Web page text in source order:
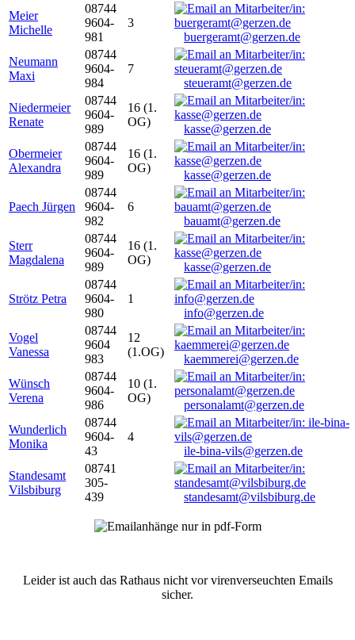
Meier
Michelle
08744
9604-
981
3
buergeramt@gerzen.de
Neumann
Maxi
08744
9604-
984
7
steueramt@gerzen.de
Niedermeier
Renate
08744
9604-
989
16 (1.
OG)
kasse@gerzen.de
Obermeier
Alexandra
08744
9604-
989
16 (1.
OG)
kasse@gerzen.de
Paech Jürgen
08744
9604-
982
6
bauamt@gerzen.de
Sterr
Magdalena
08744
9604-
989
16 (1.
OG)
kasse@gerzen.de
Strötz Petra
08744
9604-
980
1
info@gerzen.de
Vogel
Vanessa
08744
9604
983
12
(1.OG)
kaemmerei@gerzen.de
Wünsch
Verena
08744
9604-
986
10 (1.
OG)
personalamt@gerzen.de
Wunderlich
Monika
08744
9604-
43
4
ile-bina-vils@gerzen.de
Standesamt
Vilsbiburg
08741
305-
439
standesamt@vilsbiburg.de
Leider ist auch das Rathaus nicht vor virenverseuchten Emails
sicher.